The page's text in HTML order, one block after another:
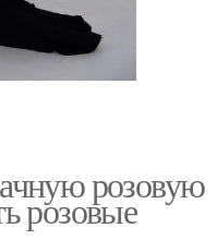
розовую
розовые